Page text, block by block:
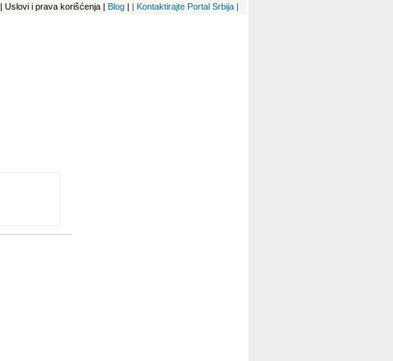
| Uslovi i prava korišćenja | Blog | | Kontaktirajte Portal Srbija |